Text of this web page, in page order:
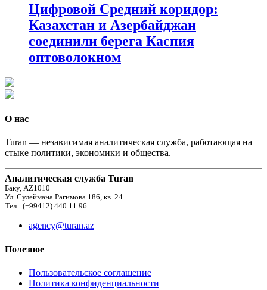
Цифровой Средний коридор:
Казахстан и Азербайджан
соединили берега Каспия
оптоволокном
О нас
Turan — независимая аналитическая служба, работающая на
стыке политики, экономики и общества.
Аналитическая служба Turan
Баку, AZ1010
Ул. Сулеймана Рагимова 186, кв. 24
Тел.: (+99412) 440 11 96
agency@turan.az
Полезное
Пользовательское соглашение
Политика конфиденциальности